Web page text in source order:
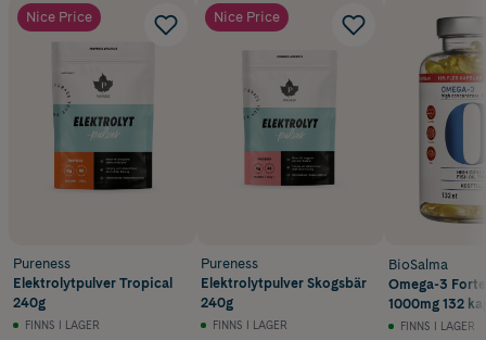
Nice Price
Pureness
Elektrolytpulver Tropical
240g
FINNS I LAGER
Nice Price
Pureness
Elektrolytpulver Skogsbär
240g
FINNS I LAGER
BioSalma
Omega-3
1000mg 132
FINNS I LAGER